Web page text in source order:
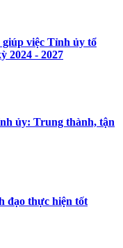
việc Tỉnh ủy tổ
2024 - 2027
ủy: Trung thành, tận
đạo thực hiện tốt